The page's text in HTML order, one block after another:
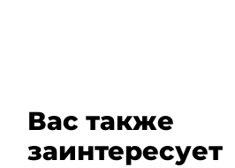
Вас также
заинтересует